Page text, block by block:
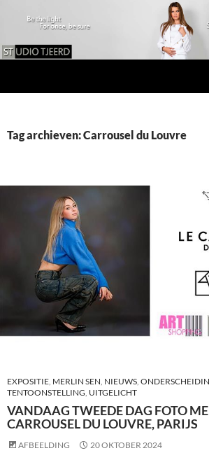
INHOUD
Tag archieven: Carrousel du Louvre
EXPOSITIE, MERLIN SEN, NIEUWS,
TENTOONSTELLING, UITGELICHT
VANDAAG TWEEDE DAG FOTO
CARROUSEL DU LOUVRE, PARIJS
AFBEELDING 20 OKTOBER 2024